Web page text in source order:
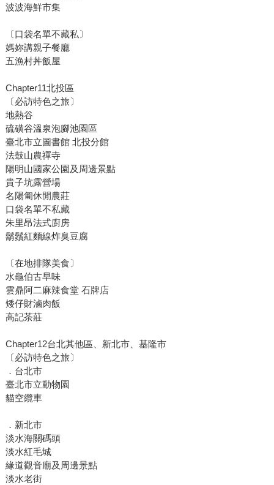
波波海鮮市集
〔口袋名單不藏私〕
媽妳講親子餐廳
五漁村丼飯屋
Chapter11北投區
〔必訪特色之旅〕
地熱谷
硫磺谷溫泉泡腳池園區
臺北市立圖書館 北投分館
法鼓山農禪寺
陽明山國家公園及周邊景點
貴子坑露營場
名陽匍休閒農莊
口袋名單不私藏
朱里昂法式廚房
鬍鬚紅麵線炸臭豆腐
〔在地排隊美食〕
水龜伯古早味
雲鼎阿二麻辣食堂 石牌店
矮仔財滷肉飯
高記茶莊
Chapter12台北其他區、新北市、基隆市
〔必訪特色之旅〕
．台北市
臺北市立動物園
貓空纜車
．新北市
淡水海關碼頭
淡水紅毛城
緣道觀音廟及周邊景點
淡水老街